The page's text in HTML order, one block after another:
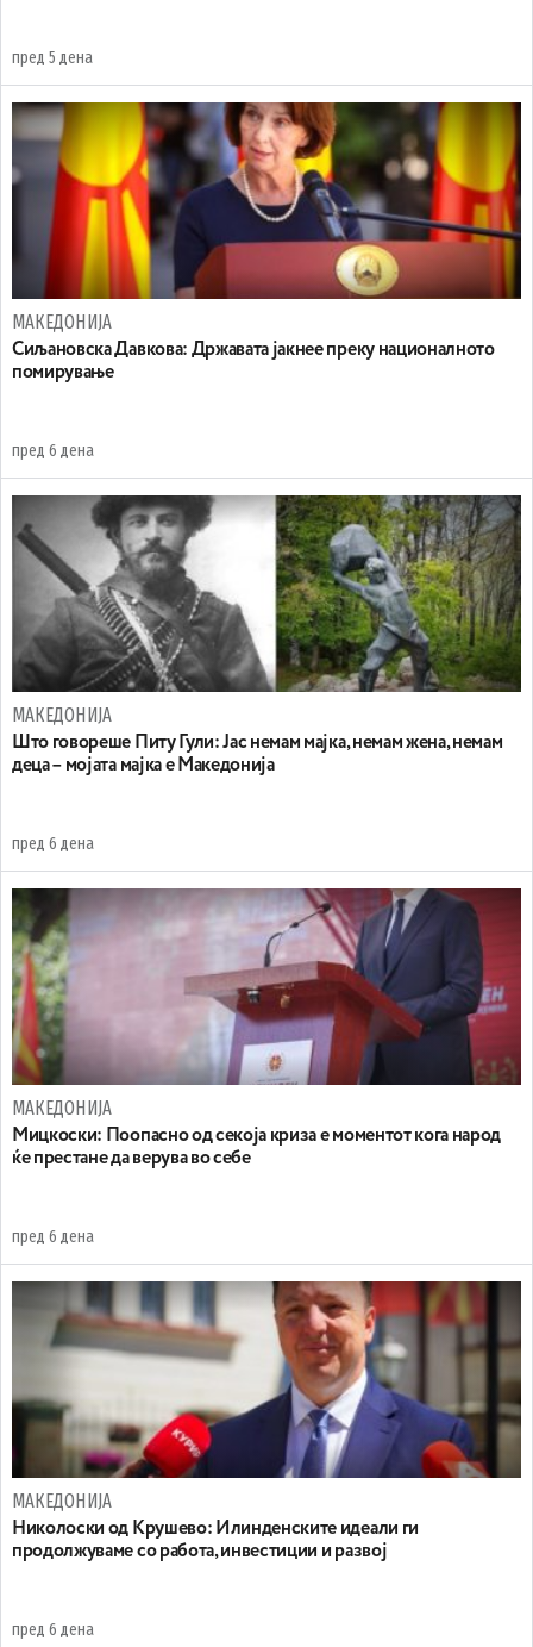
пред 5 дена
МАКЕДОНИЈА
Сиљановска Давкова: Државата јакнее преку националното
помирување
пред 6 дена
МАКЕДОНИЈА
Што говореше Питу Гули: Јас немам мајка, немам жена, немам
деца – мојата мајка е Македонија
пред 6 дена
МАКЕДОНИЈА
Мицкоски: Поопасно од секоја криза е моментот кога народ
ќе престане да верува во себе
пред 6 дена
МАКЕДОНИЈА
Николоски од Крушево: Илинденските идеали ги
продолжуваме со работа, инвестиции и развој
пред 6 дена